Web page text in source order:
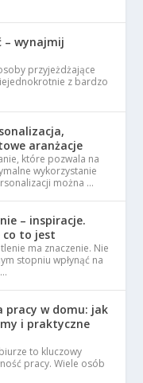
– wynajmij
przyjeżdżające
z bardzo
aranżacje
które pozwala na
wykorzystanie
można …
– inspiracje.
co to jest
ma znaczenie. Nie
stopniu wpłynąć na
pracy w domu: jak
i praktyczne
to kluczowy
pracy. Wiele osób